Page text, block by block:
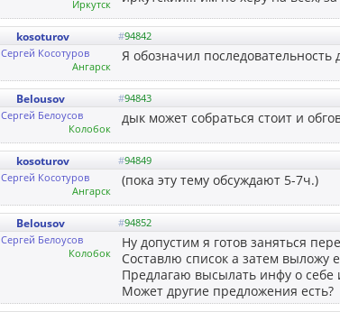
Иркутск
kosoturov #94842
Сергей Косотуров
Ангарск
Я обозначил последовательность
Belousov #94843
Сергей Белоусов
Колобок
дык может собраться стоит и
kosoturov #94849
Сергей Косотуров
Ангарск
(пока эту тему обсуждают 5-7ч.)
Belousov #94852
Сергей Белоусов
Колобок
Ну допустим я готов заняться
Составлю список а затем выложу
Предлагаю высылать инфу о
Может другие предложения есть?